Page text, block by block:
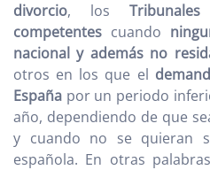
divorcio, los
competentes cuando
nacional y además no
otros en los que el
España por un periodo
año, dependiendo de que
y cuando no se quieran
española. En otras